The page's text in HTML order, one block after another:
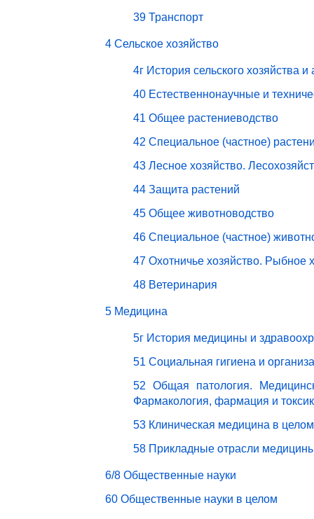
39 Транспорт
4 Сельское хозяйство
4г История сельского хозяйства
40 Естественнонаучные и
41 Общее растениеводство
42 Специальное (частное)
43 Лесное хозяйство.
44 Защита растений
45 Общее животноводство
46 Специальное (частное)
47 Охотничье хозяйство. Рыбное
48 Ветеринария
5 Медицина
5г История медицины и
51 Социальная гигиена и
52 Общая патология.
Фармакология, фармация и
53 Клиническая медицина в целом
58 Прикладные отрасли
6/8 Общественные науки
60 Общественные науки в целом